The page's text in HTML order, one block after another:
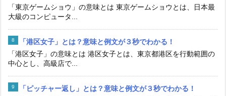
「東京ゲームショウ」の意味とは 東京ゲームショウとは、日本最
大級のコンピュータ...
「港区女子」とは？意味と例文が３秒でわかる！
「港区女子」の意味とは 港区女子とは、東京都港区を行動範囲の
中心とし、高級店で...
「ピッチャー返し」とは？意味と例文が３秒でわかる！